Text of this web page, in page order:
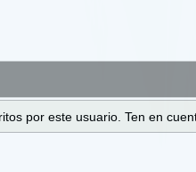
por este usuario. Ten en